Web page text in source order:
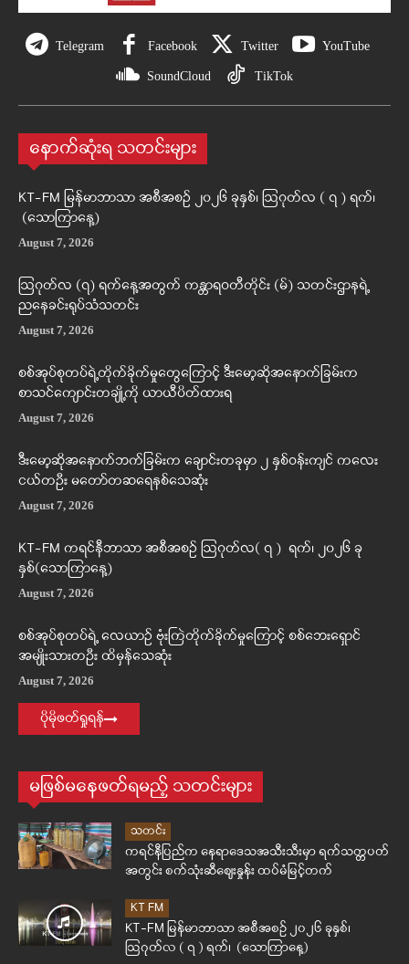
Telegram Facebook Twitter YouTube
SoundCloud TikTok
နောက်ဆုံးရ သတင်းများ
KT-FM မြန်မာဘာသာ အစီအစဉ် ၂၀၂၆ ခုနှစ်၊ ဩဂုတ်လ ( ၇ ) ရက်၊
(သောကြာနေ့)
August 7, 2026
ဩဂုတ်လ (၇) ရက်နေ့အတွက် ကန္တာရဝတီတိုင်း (မ်) သတင်းဌာနရဲ့
ညနေခင်းရုပ်သံသတင်း
August 7, 2026
စစ်အုပ်စုတပ်ရဲ့တိုက်ခိုက်မှုတွေကြောင့် ဒီးမော့ဆိုအနောက်ခြမ်းက
စာသင်ကျောင်းတချို့ကို ယာယီပိတ်ထားရ
August 7, 2026
ဒီးမော့ဆိုအနောက်ဘက်ခြမ်းက ချောင်းတခုမှာ ၂ နှစ်ဝန်းကျင် ကလေး
ငယ်တဦး မတော်တဆရေနစ်သေဆုံး
August 7, 2026
KT-FM ကရင်နီဘာသာ အစီအစဉ် ဩဂုတ်လ( ၇ ) ရက်၊ ၂၀၂၆ ခု
နှစ်(သောကြာနေ့)
August 7, 2026
စစ်အုပ်စုတပ်ရဲ့ လေယာဉ် ဗုံးကြဲတိုက်ခိုက်မှုကြောင့် စစ်ဘေးရှောင်
အမျိုးသားတဦး ထိမှန်သေဆုံး
August 7, 2026
ပိုမိုဖတ်ရှုရန်
မဖြစ်မနေဖတ်ရမည့် သတင်းများ
သတင်း
ကရင်နီပြည်က နေရာဒေသအသီးသီးမှာ ရက်သတ္တပတ်
အတွင်း စက်သုံးဆီဈေးနှုန်း ထပ်မံမြင့်တက်
KT FM
KT-FM မြန်မာဘာသာ အစီအစဉ် ၂၀၂၆ ခုနှစ်၊
ဩဂုတ်လ ( ၇ ) ရက်၊ (သောကြာနေ့)